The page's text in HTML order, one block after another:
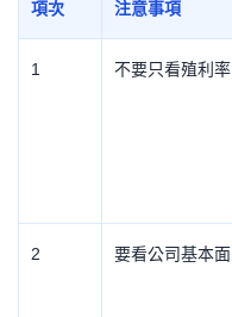
項次 注意事項
1 不要只看殖利率
2 要看公司基本面